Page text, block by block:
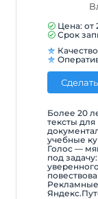
Цена: от
Срок
Более 20
тексты
учебные
Голос —
под